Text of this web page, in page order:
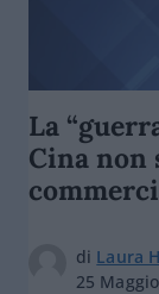
La
Cina non
di Laura
25